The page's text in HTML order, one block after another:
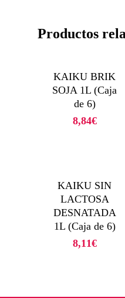
Productos
KAIKU BRIK
SOJA 1L (Caja
de 6)
8,84€
KAIKU SIN
LACTOSA
DESNATADA
1L (Caja de 6)
8,11€